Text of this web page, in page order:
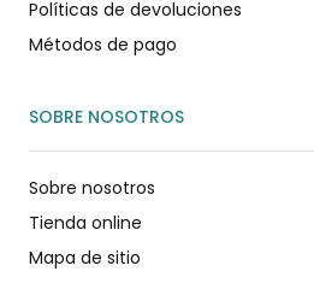
Políticas de devoluciones
Métodos de pago
SOBRE NOSOTROS
Sobre nosotros
Tienda online
Mapa de sitio